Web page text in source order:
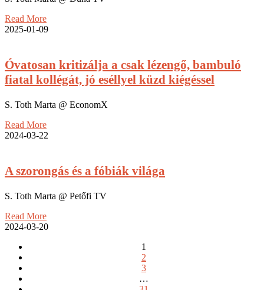
Read More
2025-01-09
Óvatosan kritizálja a csak lézengő, bambuló
fiatal kollégát, jó eséllyel küzd kiégéssel
S. Toth Marta @ EconomX
Read More
2024-03-22
A szorongás és a fóbiák világa
S. Toth Marta @ Petőfi TV
Read More
2024-03-20
1
2
3
…